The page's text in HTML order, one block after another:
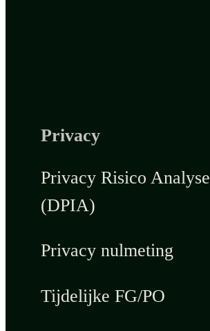
Privacy
Privacy Risico Analyse
(DPIA)
Privacy nulmeting
Tijdelijke FG/PO